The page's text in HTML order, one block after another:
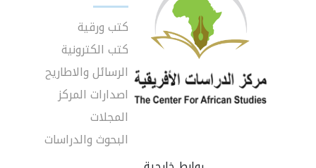
كتب ورقية
كتب الكترونية
الرسائل والاطاريح
اصدارات المركز
المجلات
البحوث والدراسات